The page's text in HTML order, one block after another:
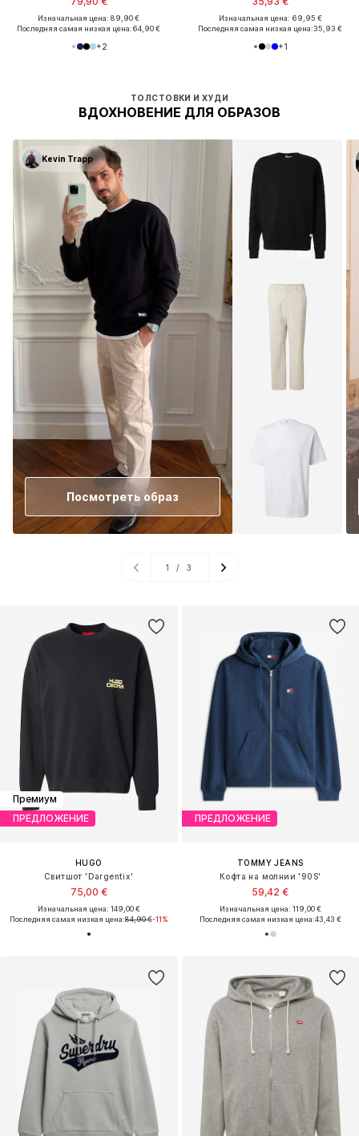
Изначальная цена: 89,90 €
Последняя самая низкая цена:64,90 €
+2
Изначальная цена: 69,95 €
Последняя самая низкая цена:35,93 €
+1
Премиум
ПРЕДЛОЖЕНИЕ
HUGO
Свитшот 'Dargentix'
75,00 €
Изначальная цена: 149,00 €
Последняя самая низкая цена:84,90 €-11%
ПРЕДЛОЖЕНИЕ
TOMMY JEANS
Кофта на молнии '90S'
59,42 €
Изначальная цена: 119,00 €
Последняя самая низкая цена:43,43 €
ТОЛСТОВКИ И ХУДИ
ВДОХНОВЕНИЕ ДЛЯ ОБРАЗОВ
Kevin Trapp
Посмотреть образ
1 / 3